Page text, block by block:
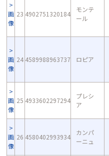
画
像
23 4902751320184
モンテ
ール
画
像
24 4589988963737 ロピア
画
像
25 4933602297294
プレシ
ア
画
像
26 4580402993934
カンパ
ーニュ